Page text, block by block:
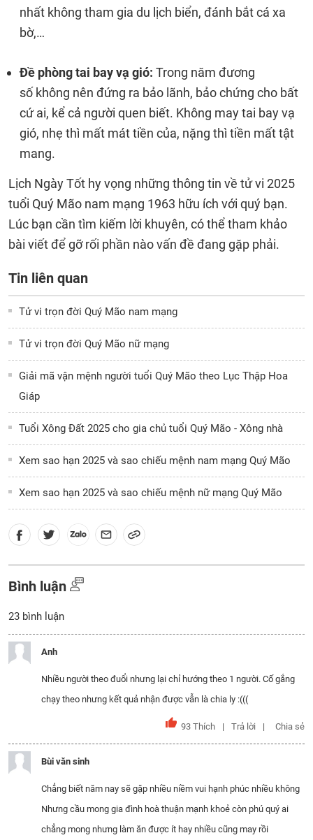
nhất không tham gia du lịch biển, đánh bắt cá xa
bờ,…
Đề phòng tai bay vạ gió: Trong năm đương
số không nên đứng ra bảo lãnh, bảo chứng cho bất
cứ ai, kể cả người quen biết. Không may tai bay vạ
gió, nhẹ thì mất mát tiền của, nặng thì tiền mất tật
mang.
Lịch Ngày Tốt hy vọng những thông tin về tử vi 2025
tuổi Quý Mão nam mạng 1963 hữu ích với quý bạn.
Lúc bạn cần tìm kiếm lời khuyên, có thể tham khảo
bài viết để gỡ rối phần nào vấn đề đang gặp phải.
Tin liên quan
Tử vi trọn đời Quý Mão nam mạng
Tử vi trọn đời Quý Mão nữ mạng
Giải mã vận mệnh người tuổi Quý Mão theo Lục Thập Hoa
Giáp
Tuổi Xông Đất 2025 cho gia chủ tuổi Quý Mão - Xông nhà
Xem sao hạn 2025 và sao chiếu mệnh nam mạng Quý Mão
Xem sao hạn 2025 và sao chiếu mệnh nữ mạng Quý Mão
Bình luận
23 bình luận
Anh
Nhiều người theo đuổi nhưng lại chỉ hướng theo 1 người. Cố gắng
chạy theo nhưng kết quả nhận được vẫn là chia ly :(((
93 Thích Trả lời Chia sẻ
Bùi văn sinh
Chẳng biết năm nay sẽ gặp nhiều niềm vui hạnh phúc nhiều không
Nhưng cầu mong gia đình hoà thuận mạnh khoẻ còn phú quý ai
chẳng mong nhưng làm ăn được ít hay nhiều cũng may rồi